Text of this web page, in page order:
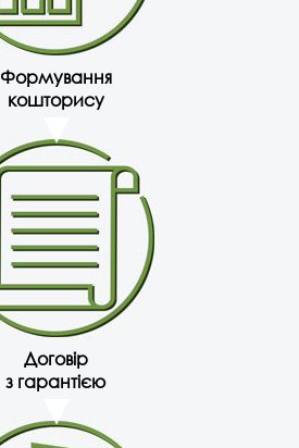
Формування
кошторису
Договір
з гарантією